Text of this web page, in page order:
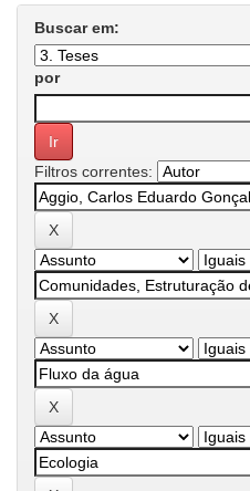
Buscar em:
por
Filtros correntes: